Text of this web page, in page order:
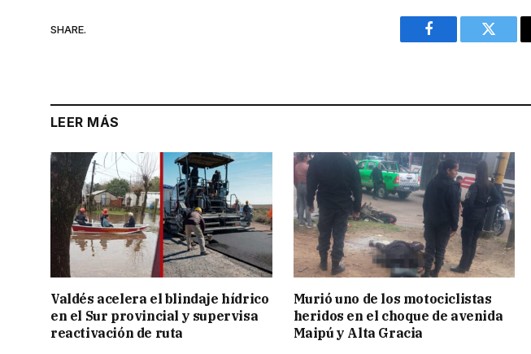
SHARE.
Facebook Twitter
LEER MÁS
Valdés acelera el blindaje hídrico
en el Sur provincial y supervisa
reactivación de ruta
Murió uno de los motociclistas
heridos en el choque de avenida
Maipú y Alta Gracia